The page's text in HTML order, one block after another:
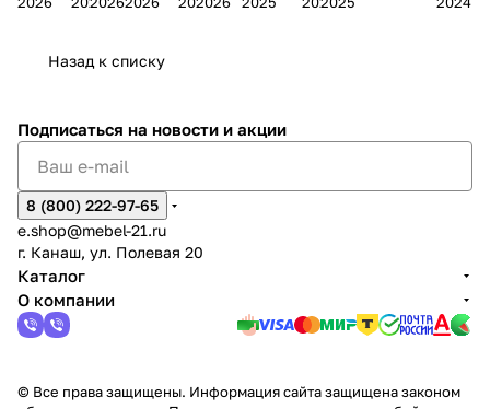
2
Назад к списку
Подписаться на новости и акции
8 (800) 222-97-65
e.shop@mebel-21.ru
г. Канаш, ул. Полевая 20
Каталог
О компании
© Все права защищены. Информация сайта защищена законом